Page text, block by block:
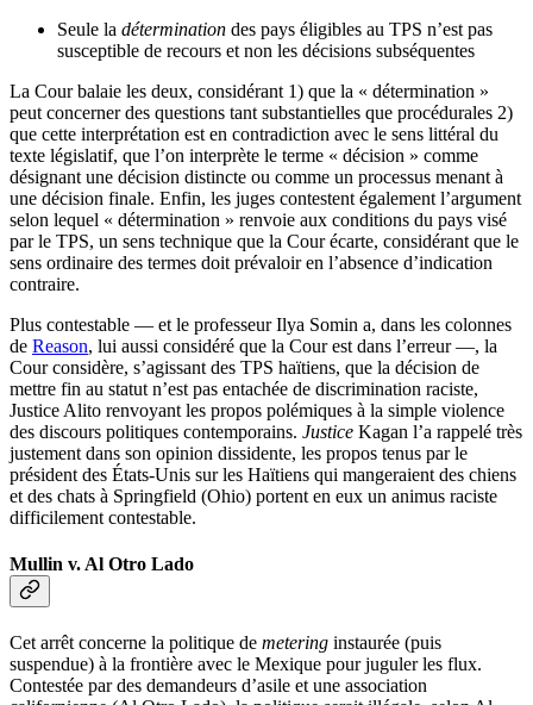
Seule la détermination des pays éligibles au TPS n’est pas
susceptible de recours et non les décisions subséquentes
La Cour balaie les deux, considérant 1) que la « détermination »
peut concerner des questions tant substantielles que procédurales 2)
que cette interprétation est en contradiction avec le sens littéral du
texte législatif, que l’on interprète le terme « décision » comme
désignant une décision distincte ou comme un processus menant à
une décision finale. Enfin, les juges contestent également l’argument
selon lequel « détermination » renvoie aux conditions du pays visé
par le TPS, un sens technique que la Cour écarte, considérant que le
sens ordinaire des termes doit prévaloir en l’absence d’indication
contraire.
Plus contestable — et le professeur Ilya Somin a, dans les colonnes
de Reason, lui aussi considéré que la Cour est dans l’erreur —, la
Cour considère, s’agissant des TPS haïtiens, que la décision de
mettre fin au statut n’est pas entachée de discrimination raciste,
Justice Alito renvoyant les propos polémiques à la simple violence
des discours politiques contemporains. Justice Kagan l’a rappelé très
justement dans son opinion dissidente, les propos tenus par le
président des États-Unis sur les Haïtiens qui mangeraient des chiens
et des chats à Springfield (Ohio) portent en eux un animus raciste
difficilement contestable.
Mullin v. Al Otro Lado
Cet arrêt concerne la politique de metering instaurée (puis
suspendue) à la frontière avec le Mexique pour juguler les flux.
Contestée par des demandeurs d’asile et une association